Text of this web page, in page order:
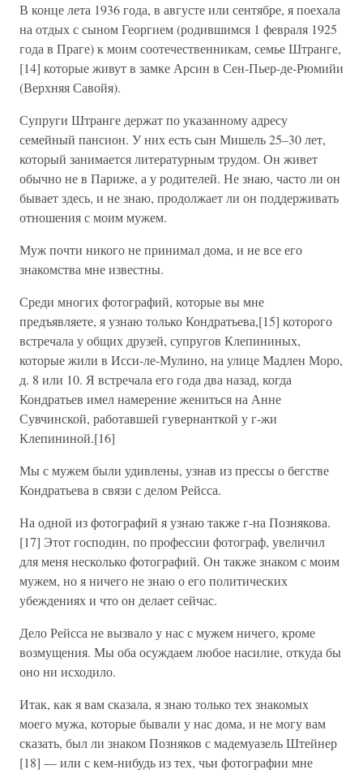
В конце лета 1936 года, в августе или сентябре, я поехала
на отдых с сыном Георгием (родившимся 1 февраля 1925
года в Праге) к моим соотечественникам, семье Штранге,
[14] которые живут в замке Арсин в Сен-Пьер-де-Рюмийи
(Верхняя Савойя).
Супруги Штранге держат по указанному адресу
семейный пансион. У них есть сын Мишель 25–30 лет,
который занимается литературным трудом. Он живет
обычно не в Париже, а у родителей. Не знаю, часто ли он
бывает здесь, и не знаю, продолжает ли он поддерживать
отношения с моим мужем.
Муж почти никого не принимал дома, и не все его
знакомства мне известны.
Среди многих фотографий, которые вы мне
предъявляете, я узнаю только Кондратьева,[15] которого
встречала у общих друзей, супругов Клепининых,
которые жили в Исси-ле-Мулино, на улице Мадлен Моро,
д. 8 или 10. Я встречала его года два назад, когда
Кондратьев имел намерение жениться на Анне
Сувчинской, работавшей гувернанткой у г-жи
Клепининой.[16]
Мы с мужем были удивлены, узнав из прессы о бегстве
Кондратьева в связи с делом Рейсса.
На одной из фотографий я узнаю также г-на Познякова.
[17] Этот господин, по профессии фотограф, увеличил
для меня несколько фотографий. Он также знаком с моим
мужем, но я ничего не знаю о его политических
убеждениях и что он делает сейчас.
Дело Рейсса не вызвало у нас с мужем ничего, кроме
возмущения. Мы оба осуждаем любое насилие, откуда бы
оно ни исходило.
Итак, как я вам сказала, я знаю только тех знакомых
моего мужа, которые бывали у нас дома, и не могу вам
сказать, был ли знаком Позняков с мадемуазель Штейнер
[18] — или с кем-нибудь из тех, чьи фотографии мне